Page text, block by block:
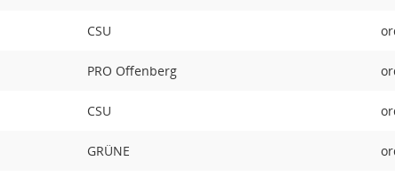
CSU
PRO Offenberg
CSU
GRÜNE